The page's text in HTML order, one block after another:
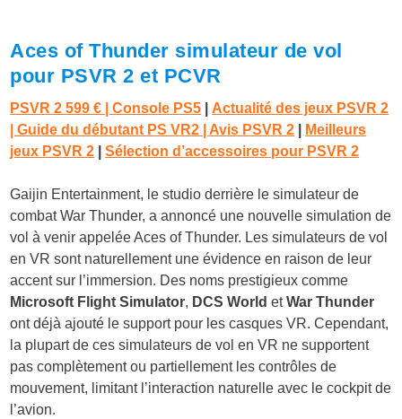
Aces of Thunder simulateur de vol
pour PSVR 2 et PCVR
PSVR 2 599 € |Console PS5
Actualité des jeux PSVR 2
|Guide du débutant PS VR2 Avis PSVR 2
Meilleurs
jeux PSVR 2 |Sélection d’accessoires pour PSVR 2
Gaijin Entertainment, le studio derrière le simulateur de
combat War Thunder, a annoncé une nouvelle simulation de
vol à venir appelée Aces of Thunder. Les simulateurs de vol
en VR sont naturellement une évidence en raison de leur
accent sur l’immersion. Des noms prestigieux comme
Microsoft Flight Simulator, DCS World etWar Thunder
ont déjà ajouté le support pour les casques VR. Cependant,
la plupart de ces simulateurs de vol en VR ne supportent
pas complètement ou partiellement les contrôles de
mouvement, limitant l’interaction naturelle avec le cockpit de
l’avion.